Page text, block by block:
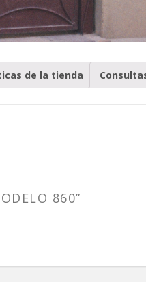
de la tienda
860”